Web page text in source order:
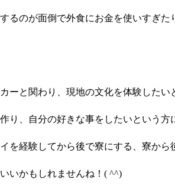
るのが面倒で外食にお金を使いすぎ
ーと関わり、現地の文化を体験した
り、自分の好きな事をしたいという方
を経験してから後で寮にする、寮から
いかもしれませんね！( ^^)